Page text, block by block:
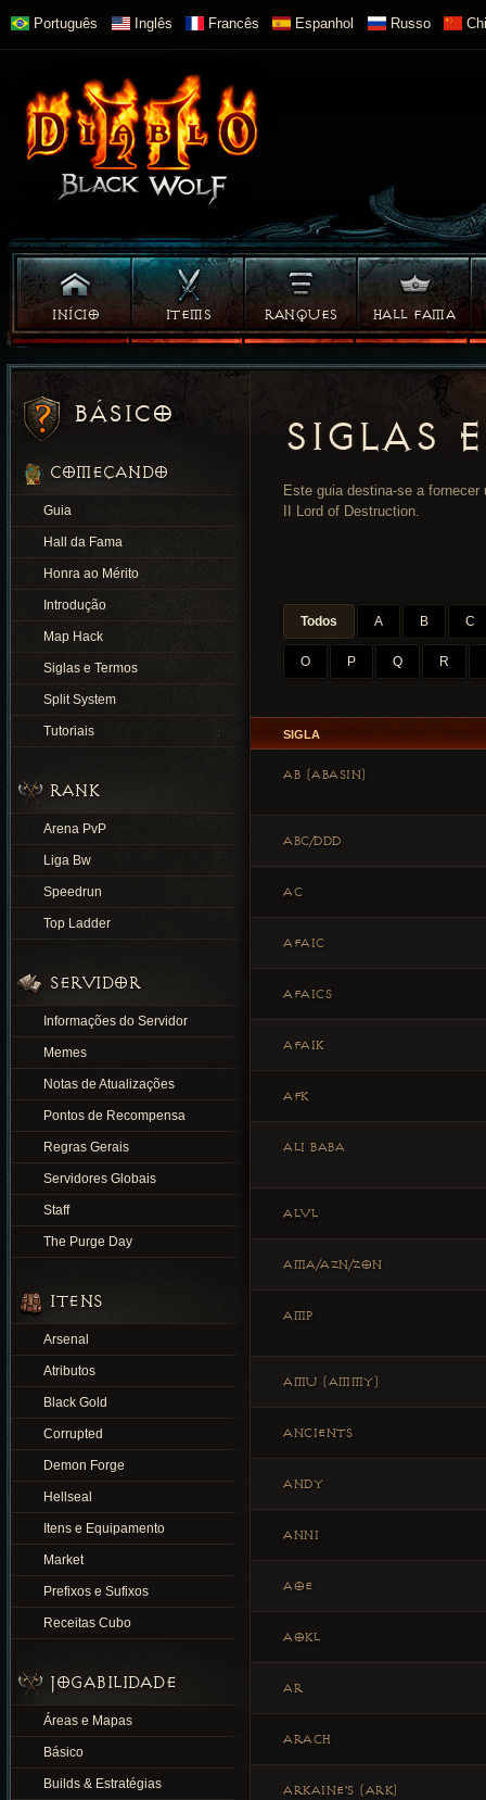
Português Inglês Francês Espanhol Russo
INÍCIO ITEMS RANQUES HALL FAMA
BÁSICO
COMEÇANDO
Guia
Hall da Fama
Honra ao Mérito
Introdução
Map Hack
Siglas e Termos
Split System
Tutoriais
RANK
Arena PvP
Liga Bw
Speedrun
Top Ladder
SERVIDOR
Informações do Servidor
Memes
Notas de Atualizações
Pontos de Recompensa
Regras Gerais
Servidores Globais
Staff
The Purge Day
ITENS
Arsenal
Atributos
Black Gold
Corrupted
Demon Forge
Hellseal
Itens e Equipamento
Market
Prefixos e Sufixos
Receitas Cubo
JOGABILIDADE
Áreas e Mapas
Básico
Builds & Estratégias
SIGLAS
Este guia destina-se a
II Lord of Destruction.
Todos A B C
O P Q R
SIGLA
AB (ABASIN)
ABC/DDD
AC
AFAIC
AFAICS
AFAIK
AFK
ALI BABA
ALVL
AMA/AZN/ZON
AMP
AMU (AMMY)
ANCIENTS
ANDY
ANNI
AOE
AOKL
AR
ARACH
ARKAINE'S (ARK)